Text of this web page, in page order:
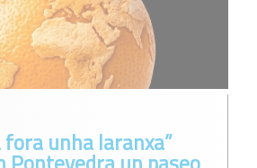
fora unha laranxa”